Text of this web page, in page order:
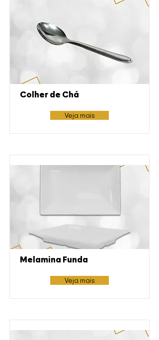
Colher de Chá
Veja mais
Melamina Funda
Veja mais